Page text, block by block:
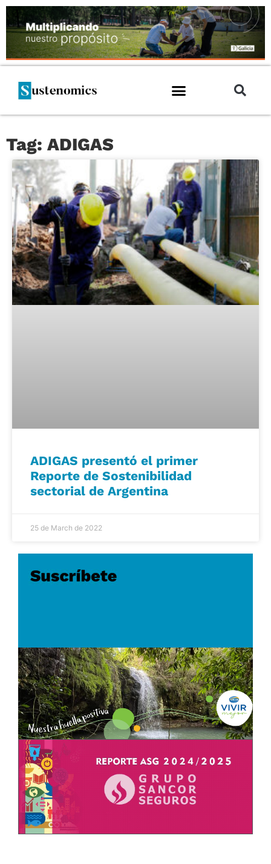
Tag: ADIGAS
ADIGAS presentó el primer
Reporte de Sostenibilidad
sectorial de Argentina
25 de March de 2022